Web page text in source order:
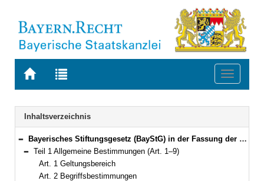
Zur
BAYERN.RECHT
Zur
letzten
Suche
Toggle
Navigation
Inhaltsverzeichnis
Bereich reduzieren
Bayerisches Stiftungsgesetz (BayStG) in der Fassung der Bekanntmachung vom 26. September 2008 (GVBl. S. 834) BayRS 282-1-1-WK (Art. 1–29)
Bereich reduzieren
Teil 1 Allgemeine Bestimmungen (Art. 1–9)
Art. 1 Geltungsbereich
Art. 2 Begriffsbestimmungen